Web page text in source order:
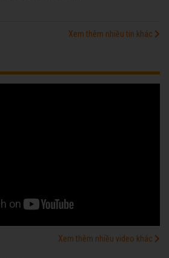
Xem thêm nhiều tin khác
Xem thêm nhiều video khác